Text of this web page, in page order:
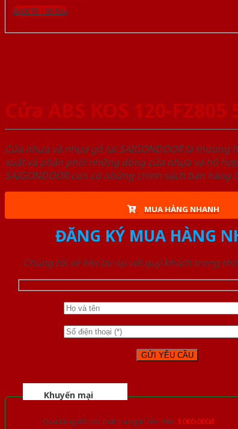
Gọi 0976.169.864
Cửa ABS KOS 120-FZ805
Cửa nhựa và nhựa gỗ tại SAIGONDOOR là
xuất và phân phối những dòng cửa nhựa và hỗ
SAIGONDOOR còn có những chính sách bán
MUA HÀNG NHANH
ĐĂNG KÝ MUA HÀNG
Chúng tôi sẽ liên lạc lại với quý khách trong
Khuyến mại
Quà tặng đồ nội thất trang trí lên đến 1.000.000đ